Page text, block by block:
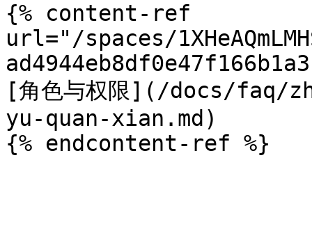
{% content-ref
url="/spaces/
[角色与权限](/docs/
yu-quan-xian.md)